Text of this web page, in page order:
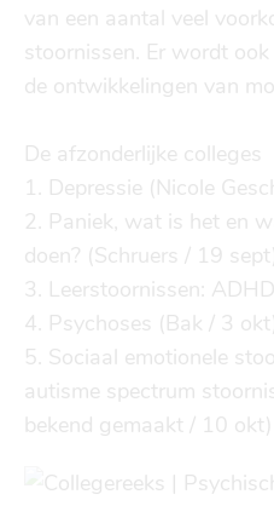
sports
community
blog
van een aantal veel
stoornissen. Er wordt
de ontwikkelingen van
De afzonderlijke colleges
1. Depressie (Nicole
2. Paniek, wat is het en
doen? (Schruers / 19 sept)
3. Leerstoornissen:
4. Psychoses (Bak / 3 okt)
5. Sociaal emotionele
autisme spectrum
bekend gemaakt / 10 okt)